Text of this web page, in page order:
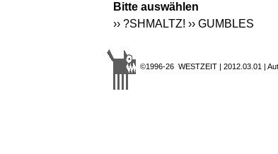
Bitte auswählen
›› ?SHMALTZ! ›› GUMBLES
©1996-26 WESTZEIT | 2012.03.01 |